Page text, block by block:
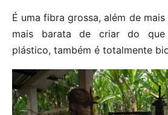
É uma fibra grossa, além de
mais barata de criar do que
plástico, também é totalmente